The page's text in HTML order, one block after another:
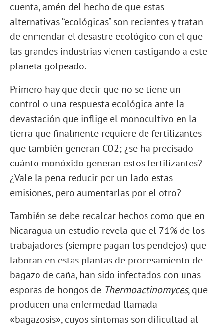
cuenta, amén del hecho de que estas
alternativas “ecológicas” son recientes y tratan
de enmendar el desastre ecológico con el que
las grandes industrias vienen castigando a este
planeta golpeado.
Primero hay que decir que no se tiene un
control o una respuesta ecológica ante la
devastación que inflige el monocultivo en la
tierra que finalmente requiere de fertilizantes
que también generan CO2; ¿se ha precisado
cuánto monóxido generan estos fertilizantes?
¿Vale la pena reducir por un lado estas
emisiones, pero aumentarlas por el otro?
También se debe recalcar hechos como que en
Nicaragua un estudio revela que el 71% de los
trabajadores (siempre pagan los pendejos) que
laboran en estas plantas de procesamiento de
bagazo de caña, han sido infectados con unas
esporas de hongos de Thermoactinomyces, que
producen una enfermedad llamada
«bagazosis», cuyos síntomas son dificultad al